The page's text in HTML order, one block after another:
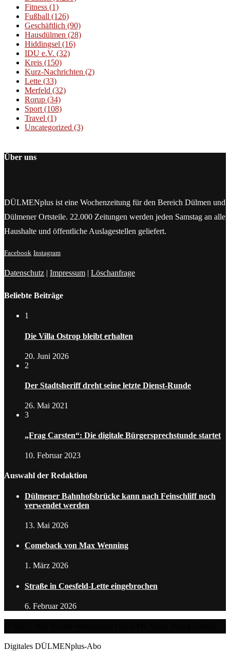
Fitness (1)
Fußball (126)
Geschäftlich (90)
Hausdülmen (28)
Hiddingsel (16)
IDU e.V. (32)
Kreis (150)
Kurz-Nachrichten (2)
Lette (33)
Merfeld (32)
Rorup (34)
Sport (108)
Travel (1)
Uncategorized (3)
Über uns
DÜLMENplus ist eine Wochenzeitung für den Bereich Dülmen und
Dülmener Ortsteile. 22.000 Zeitungen werden jeden Samstag an alle
Haushalte und öffentliche Auslagestellen geliefert.
Facebook Instagram
Datenschutz | Impressum | Löschanfrage
Beliebte Beiträge
1
Die Villa Ostrop bleibt erhalten
20. Juni 2026
2
Der Stadtsheriff dreht seine letzte Dienst-Runde
26. Mai 2021
3
„Frag Carsten“: Die digitale Bürgersprechstunde startet
10. Februar 2023
Auswahl der Redaktion
Dülmener Bahnhofsbrücke kann nach Feinschliff noch
verwendet werden
13. Mai 2026
Comeback von Max Wenning
1. März 2026
Straße in Coesfeld-Lette eingebrochen
6. Februar 2026
Digitales DÜLMENplus-Abo